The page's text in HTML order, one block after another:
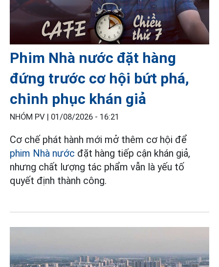
Phim Nhà nước đặt hàng
đứng trước cơ hội bứt phá,
chinh phục khán giả
NHÓM PV | 01/08/2026 - 16:21
Cơ chế phát hành mới mở thêm cơ hội để
phim Nhà nước đặt hàng tiếp cận khán giả,
nhưng chất lượng tác phẩm vẫn là yếu tố
quyết định thành công.